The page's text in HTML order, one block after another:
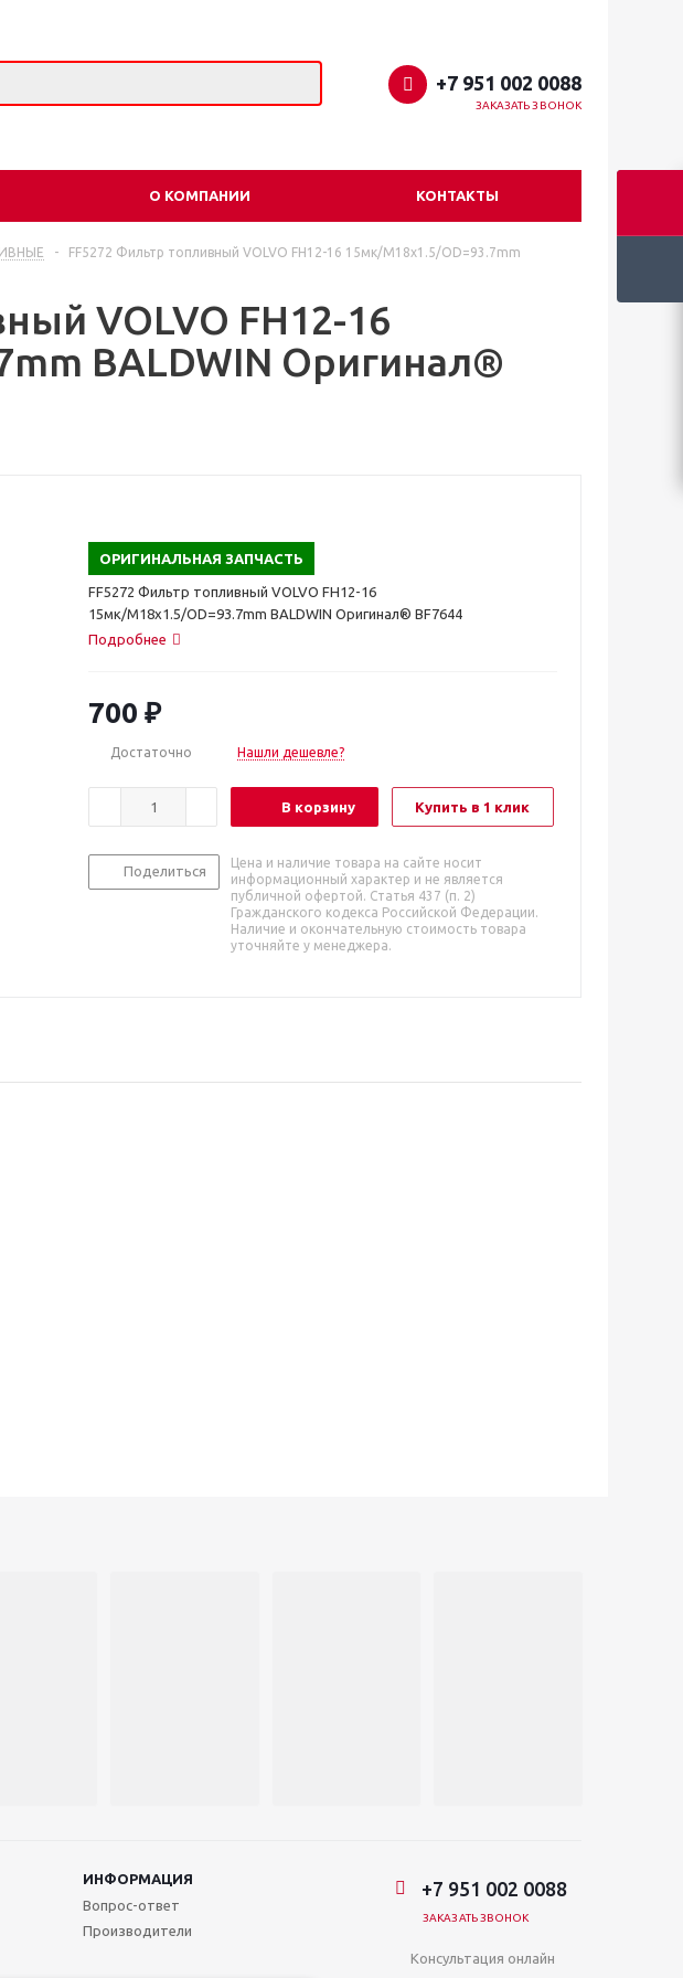
+7 951 002 0088
ЗАКАЗАТЬ ЗВОНОК
О КОМПАНИИ КОНТАКТЫ
-
FF5272 Фильтр топливный VOLVO FH12-16 15мк/M18x1.5/OD=93.7mm
VOLVO FH12-16
BALDWIN Оригинал®
ОРИГИНАЛЬНАЯ ЗАПЧАСТЬ
FF5272 Фильтр топливный VOLVO FH12-16
15мк/M18x1.5/OD=93.7mm BALDWIN Оригинал® BF7644
Подробнее
700 ₽
Достаточно Нашли дешевле?
В корзину Купить в 1 клик
Поделиться
Цена и наличие товара на сайте носит
информационный характер и не является
публичной офертой. Статья 437 (п. 2)
Гражданского кодекса Российской Федерации.
Наличие и окончательную стоимость товара
уточняйте у менеджера.
ИНФОРМАЦИЯ
Вопрос-ответ
Производители
+7 951 002 0088
ЗАКАЗАТЬ ЗВОНОК
Консультация онлайн